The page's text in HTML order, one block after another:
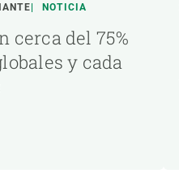
NOTICIA
cerca del 75%
y cada